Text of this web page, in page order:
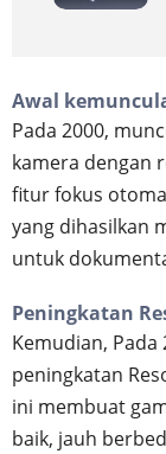
Awal
Pada 2000,
kamera dengan
fitur fokus
yang dihasilkan
untuk
Peningkatan
Kemudian,
peningkatan
ini membuat
baik, jauh